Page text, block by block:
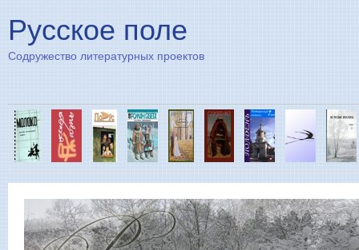
Русское поле
Содружество литературных проектов